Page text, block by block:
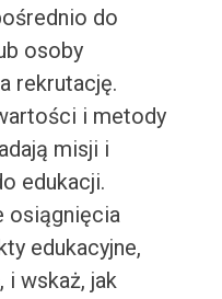
do
osoby
rekrutację.
i metody
misji i
edukacji.
osiągnięcia
edukacyjne,
i wskaż, jak